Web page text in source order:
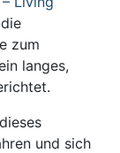
zum
langes,
und sich